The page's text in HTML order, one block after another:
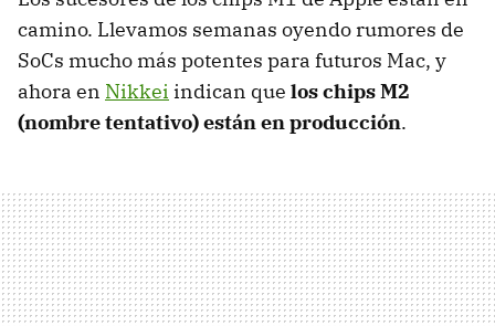
camino. Llevamos semanas oyendo rumores de
SoCs mucho más potentes para futuros Mac, y
ahora en Nikkei indican que los chips M2
(nombre tentativo) están en producción.